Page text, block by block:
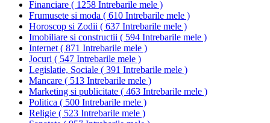
Financiare ( 1258 Intrebarile mele )
Frumusete si moda ( 610 Intrebarile mele )
Horoscop si Zodii ( 637 Intrebarile mele )
Imobiliare si constructii ( 594 Intrebarile mele )
Internet ( 871 Intrebarile mele )
Jocuri ( 547 Intrebarile mele )
Legislatie, Sociale ( 391 Intrebarile mele )
Mancare ( 513 Intrebarile mele )
Marketing si publicitate ( 463 Intrebarile mele )
Politica ( 500 Intrebarile mele )
Religie ( 523 Intrebarile mele )